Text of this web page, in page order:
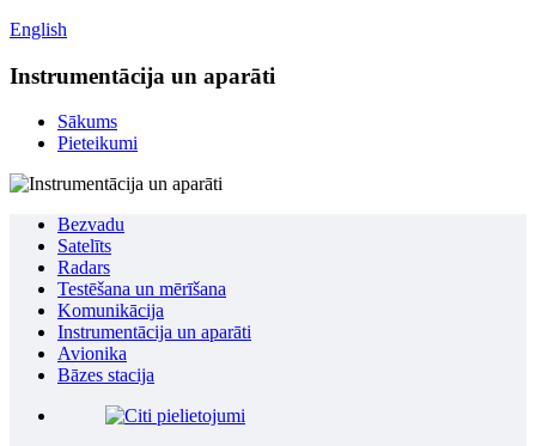
English
Instrumentācija un aparāti
Sākums
Pieteikumi
Bezvadu
Satelīts
Radars
Testēšana un mērīšana
Komunikācija
Instrumentācija un aparāti
Avionika
Bāzes stacija